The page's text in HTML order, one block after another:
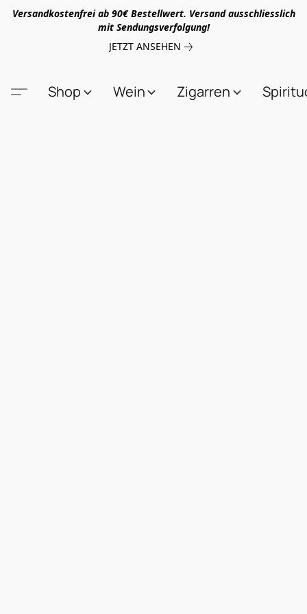
Versandkostenfrei ab 90€ Bestellwert. Versand ausschliesslich
mit Sendungsverfolgung!
JETZT ANSEHEN
Shop Wein Zigarren